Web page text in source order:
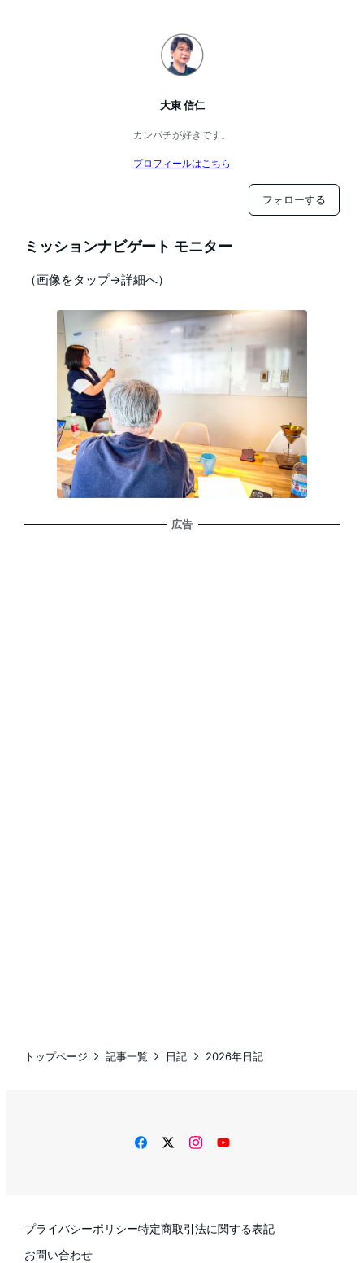
大東 信仁
カンパチが好きです。
プロフィールはこちら
フォローする
ミッションナビゲート モニター
（画像をタップ→詳細へ）
広告
トップページ 記事一覧 日記 2026年日記
facebooktwitterinstagram
YouTube
プライバシーポリシー特定商取引法に関する表記
お問い合わせ